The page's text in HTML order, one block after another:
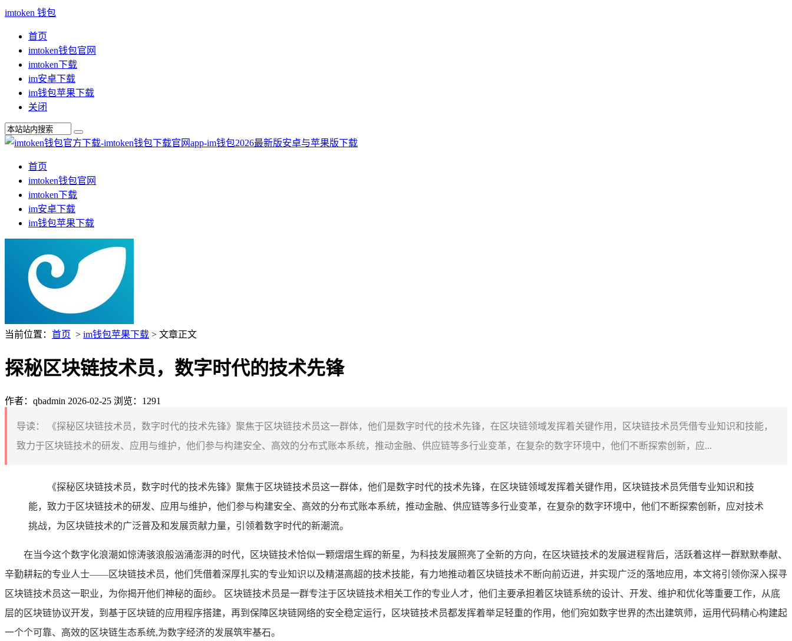
imtoken 钱包
首页
imtoken钱包官网
imtoken下载
im安卓下载
im钱包苹果下载
关闭
首页
imtoken钱包官网
imtoken下载
im安卓下载
im钱包苹果下载
当前位置： 首页 > im钱包苹果下载 > 文章正文
探秘区块链技术员，数字时代的技术先锋
作者：qbadmin 2026-02-25 浏览：1291
导读：
《探秘区块链技术员，数字时代的技术先锋》聚焦于区块链技术员这一群体，他们是数字时代的技术先锋，在区块链领域发挥着关键作用，区块链技术员凭借专业知识和技能，
致力于区块链技术的研发、应用与维护，他们参与构建安全、高效的分布式账本系统，推动金融、供应链等多行业变革，在复杂的数字环境中，他们不断探索创新，应...
《探秘区块链技术员，数字时代的技术先锋》聚焦于区块链技术员这一群体，他们是数字时代的技术先锋，在区块链领域发挥着关键作用，区块链技术员凭借专业知识和技
能，致力于区块链技术的研发、应用与维护，他们参与构建安全、高效的分布式账本系统，推动金融、供应链等多行业变革，在复杂的数字环境中，他们不断探索创新，应对技术
挑战，为区块链技术的广泛普及和发展贡献力量，引领着数字时代的新潮流。
在当今这个数字化浪潮如惊涛骇浪般汹涌澎湃的时代，区块链技术恰似一颗熠熠生辉的新星，为科技发展照亮了全新的方向，在区块链技术的发展进程背后，活跃着这样一群默默奉献、
辛勤耕耘的专业人士——区块链技术员，他们凭借着深厚扎实的专业知识以及精湛高超的技术技能，有力地推动着区块链技术不断向前迈进，并实现广泛的落地应用，本文将引领你深入探寻
区块链技术员这一职业，为你揭开他们神秘的面纱。 区块链技术员是一群专注于区块链技术相关工作的专业人才，他们主要承担着区块链系统的设计、开发、维护和优化等重要工作，从底
层的区块链协议开发，到基于区块链的应用程序搭建，再到保障区块链网络的安全稳定运行，区块链技术员都发挥着举足轻重的作用，他们宛如数字世界的杰出建筑师，运用代码精心构建起
一个个可靠、高效的区块链生态系统,为数字经济的发展筑牢基石。